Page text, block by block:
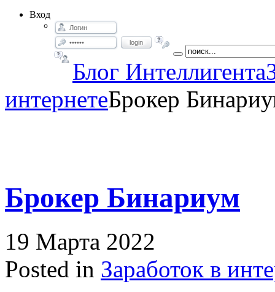
Вход
login
Блог Интеллигента
интернетеБрокер
Брокер Бинариум
19 Марта 2022
Posted in Заработок в